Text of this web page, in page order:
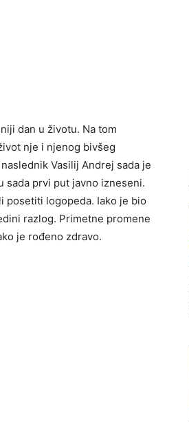
dan u životu. Na tom
nje i njenog bivšeg
Vasilij Andrej sada je
sada prvi put javno izneseni.
posetiti logopeda. Iako je bio
razlog. Primetne promene
je rođeno zdravo.